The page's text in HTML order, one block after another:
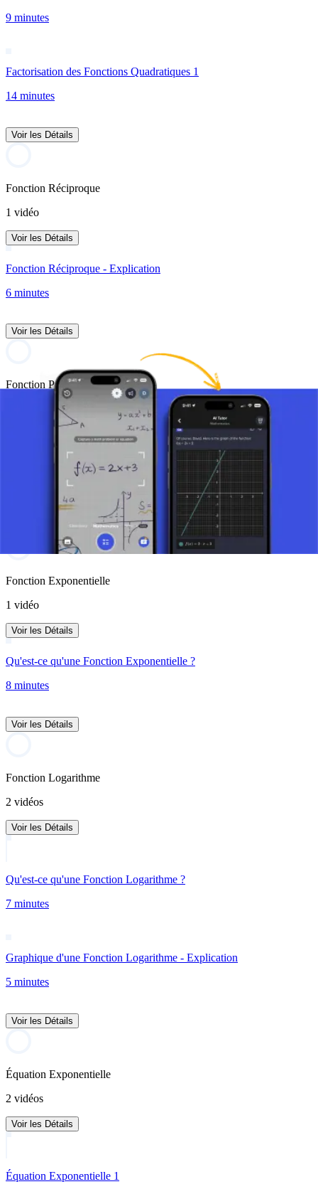
9 minutes
Factorisation des Fonctions Quadratiques 1
14 minutes
Voir les Détails
Fonction Réciproque
1 vidéo
Voir les Détails
Fonction Réciproque - Explication
6 minutes
Voir les Détails
Fonction Puissance
Qu'est-ce qu'une Fonction Puissance ?
Voir les Détails
Fonction Exponentielle
1 vidéo
Voir les Détails
Qu'est-ce qu'une Fonction Exponentielle ?
8 minutes
Voir les Détails
Fonction Logarithme
2 vidéos
Voir les Détails
Qu'est-ce qu'une Fonction Logarithme ?
7 minutes
Graphique d'une Fonction Logarithme - Explication
5 minutes
Voir les Détails
Équation Exponentielle
2 vidéos
Voir les Détails
Équation Exponentielle 1